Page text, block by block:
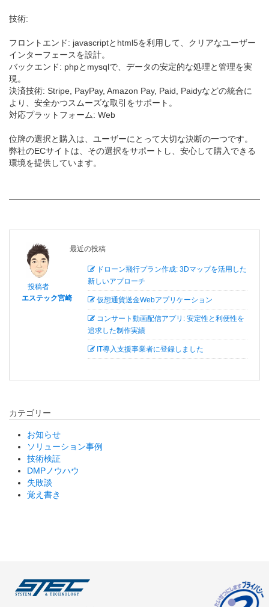
技術:
フロントエンド: javascriptとhtml5を利用して、クリアなユーザー
インターフェースを設計。
バックエンド: phpとmysqlで、データの安定的な処理と管理を実
現。
決済技術: Stripe, PayPay, Amazon Pay, Paid, Paidyなどの統合に
より、安全かつスムーズな取引をサポート。
対応プラットフォーム: Web
位牌の選択と購入は、ユーザーにとって大切な決断の一つです。
弊社のECサイトは、その選択をサポートし、安心して購入できる
環境を提供しています。
投稿者
エステック宮崎
最近の投稿
ドローン飛行プラン作成: 3Dマップを活用した
新しいアプローチ
仮想通貨送金Webアプリケーション
コンサート動画配信アプリ: 安定性と利便性を
追求した制作実績
IT導入支援事業者に登録しました
カテゴリー
お知らせ
ソリューション事例
技術検証
DMPノウハウ
失敗談
覚え書き